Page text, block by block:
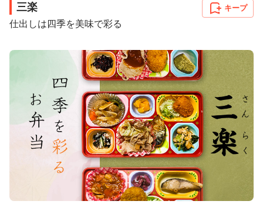
三楽
仕出しは四季を美味で彩る
キープ